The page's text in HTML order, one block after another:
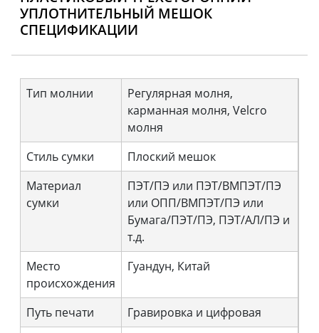
УПЛОТНИТЕЛЬНЫЙ МЕШОК
СПЕЦИФИКАЦИИ
Тип молнии
Регулярная молня,
карманная молня, Velcro
молня
Стиль сумки
Плоский мешок
Материал
сумки
ПЭТ/ПЭ или ПЭТ/ВМПЭТ/ПЭ
или ОПП/ВМПЭТ/ПЭ или
Бумага/ПЭТ/ПЭ, ПЭТ/АЛ/ПЭ и
т.д.
Место
происхождения
Гуандун, Китай
Путь печати
Гравировка и цифровая